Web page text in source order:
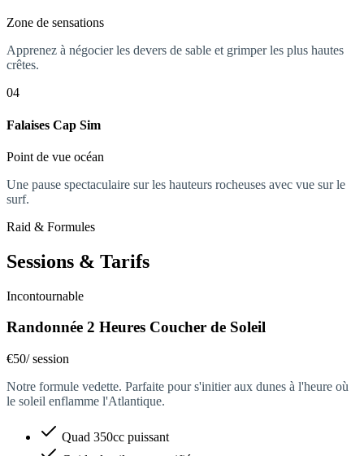
Zone de sensations
Apprenez à négocier les devers de sable et grimper les plus hautes
crêtes.
04
Falaises Cap Sim
Point de vue océan
Une pause spectaculaire sur les hauteurs rocheuses avec vue sur le
surf.
Raid & Formules
Sessions & Tarifs
Incontournable
Randonnée 2 Heures Coucher de Soleil
€50/ session
Notre formule vedette. Parfaite pour s'initier aux dunes à l'heure où
le soleil enflamme l'Atlantique.
Quad 350cc puissant